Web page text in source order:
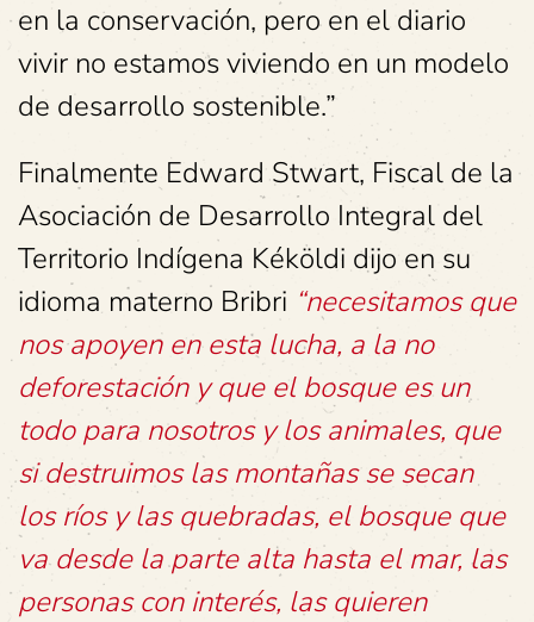
en la conservación, pero en el diario
vivir no estamos viviendo en un modelo
de desarrollo sostenible.”
Finalmente Edward Stwart, Fiscal de la
Asociación de Desarrollo Integral del
Territorio Indígena Kéköldi dijo en su
idioma materno Bribri “necesitamos que
nos apoyen en esta lucha, a la no
deforestación y que el bosque es un
todo para nosotros y los animales, que
si destruimos las montañas se secan
los ríos y las quebradas, el bosque que
va desde la parte alta hasta el mar, las
personas con interés, las quieren